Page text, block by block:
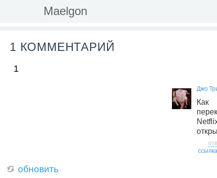
Maelgon
1 КОММЕНТАРИЙ
1
Джо
ссылка
обновить